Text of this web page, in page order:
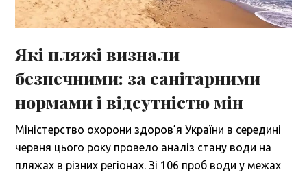
Які пляжі визнали
безпечними: за санітарними
нормами і відсутністю мін
Міністерство охорони здоров’я України в середині
червня цього року провело аналіз стану води на
пляжах в різних регіонах. Зі 106 проб води у межах